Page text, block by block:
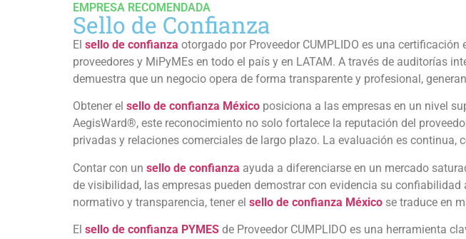
EMPRESA RECOMENDADA
Sello de Confianza
El sello de confianza otorgado por Proveedor CUMPLIDO es una
proveedores y MiPyMEs en todo el país y en LATAM. A través de auditorías
demuestra que un negocio opera de forma transparente y profesional,
Obtener el sello de confianza México posiciona a las empresas en un nivel
AegisWard®, este reconocimiento no solo fortalece la reputación del
privadas y relaciones comerciales de largo plazo. La evaluación es
Contar con un sello de confianza ayuda a diferenciarse en un mercado
de visibilidad, las empresas pueden demostrar con evidencia su
normativo y transparencia, tener el sello de confianza México se traduce en
El sello de confianza PYMES de Proveedor CUMPLIDO es una herramienta